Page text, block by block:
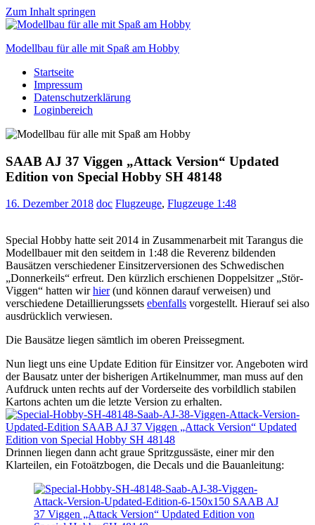
Zum Inhalt springen
Modellbau für alle mit Spaß am Hobby
Scale
modelling
to
Startseite
Impressum
Datenschutzerklärung
Loginbereich
SAAB AJ 37 Viggen „Attack Version“ Updated
Edition von Special Hobby SH 48148
16. Dezember 2018 doc Flugzeuge, Flugzeuge 1:48
Special Hobby hatte seit 2014 in Zusammenarbeit mit Tarangus die
Modellbauer mit den seitdem in 1:48 die Reverenz bildenden
Bausätzen verschiedener Einsitzerversionen des Schwedischen
„Donnerkeils“ erfreut. Den kürzlich erschienen Doppelsitzer „Stör-
Viggen“ hatten wirhier(und können darauf verweisen) und
verschiedene Detaillierungssets ebenfalls vorgestellt. Hierauf sei also
ausdrücklich verwiesen.
Die Bausätze liegen sämtlich im oberen Preissegment.
Nun liegt uns eine Update Edition für Einsitzer vor. Angeboten wird
der Bausatz unter der bisherigen Artikelnummer, man muss auf den
Aufdruck unten rechts auf der Vorderseite des vorbildlich stabilen
Kartons achten um die letzte Version zu erhalten.
Drinnen liegen dann acht graue Spritzgussäste, einer mir den
Klarteilen, ein Fotoätzbogen, die Decals und die Bauanleitung: